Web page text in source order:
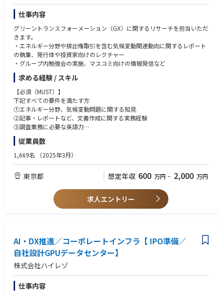
仕事内容
グリーントランスフォーメーション（GX）に関するリサーチを担当いただ
きます。
・エネルギー分野や排出権取引を含む気候変動関連動向に関するレポート
の執筆、発行体や投資家向けのレクチャー
・グループ内勉強会の実施、マスコミ向けの情報発信など
求める経験 / スキル
【必須（MUST）】
下記すべての要件を満たす方
①エネルギー分野、気候変動問題に関する知見
②記事・レポートなど、文書作成に関する実務経験
③調査業務に必要な英語力
【歓迎（WANT）】
①環境分野での業務経験
ンサルタント、環境系NPOでの職務経験、企業のCSRや総務部門で環境負
荷の計測経験など
②データ分析に関するスキル
③金融・経済に対する興味・関心
従業員数
1,669名 （2025年3月）
東京都 想定年収 600 万円 ~ 2,000 万円
求人エントリー
AI・DX推進／コーポレートインフラ【 IPO準備／
自社設計GPUデータセンター】
株式会社ハイレゾ
仕事内容